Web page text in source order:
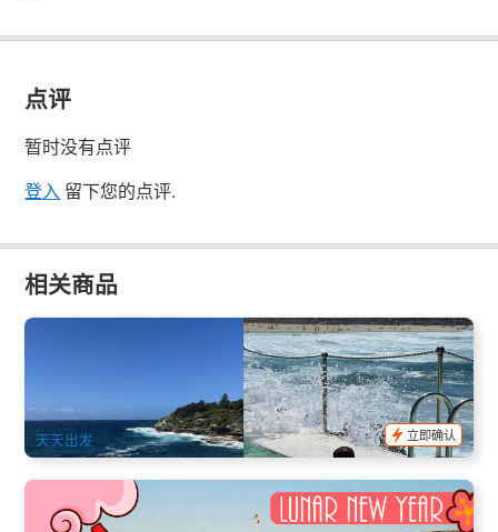
点评
暂时没有点评
登入 留下您的点评.
相关商品
悉尼私人包车一日游｜邦迪海滩＋海岸步道＋悉尼歌剧院｜城
AUD $ 1,156.00 $1,170.00
SYD04256
天天出发
立即确认
华人春节2026 | 玻璃帷幕 新年食光 悉尼日落晚餐游船 (海港流
动风景+2/3道菜晚餐) (Glass Boat Asia Sunset Dinner)